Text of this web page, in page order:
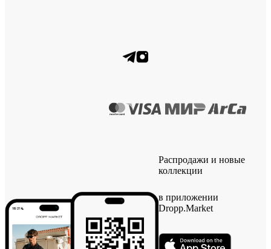
Распродажи и новые
коллекции
в приложении
Dropp.Market